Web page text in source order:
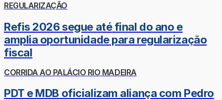
REGULARIZAÇÃO
Refis 2026 segue até final do ano e
amplia oportunidade para regularização
fiscal
CORRIDA AO PALÁCIO RIO MADEIRA
PDT e MDB oficializam aliança com Pedro